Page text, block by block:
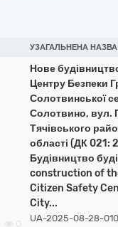
УЗАГАЛЬНЕНА НАЗВА
Нове
Центру Безпеки
Солотвинської
Солотвино, вул.
Тячівського
області (ДК 021:
Будівництво
construction of
Citizen Safety
City...
UA-2025-08-28-